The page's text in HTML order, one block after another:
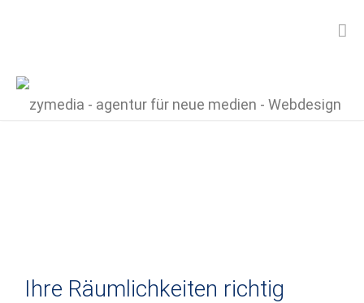
Ihre Räumlichkeiten richtig